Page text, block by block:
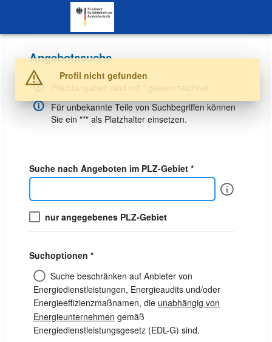
SKIP TO CONTENT.
Angebotssuche
Für unbekannte Teile von Suchbegriffen können
Sie ein "*" als Platzhalter einsetzen.
Suche nach Angeboten im PLZ-Gebiet *
Info
nur angegebenes PLZ-Gebiet
Suchoptionen *
Suche beschränken auf Anbieter von
Energiedienstleistungen, Energieaudits und/oder
Energieeffizienzmaßnamen, die unabhängig von
Energieunternehmen gemäß
Energiedienstleistungsgesetz (EDL-G) sind.
Warnung
Profil nicht gefunden